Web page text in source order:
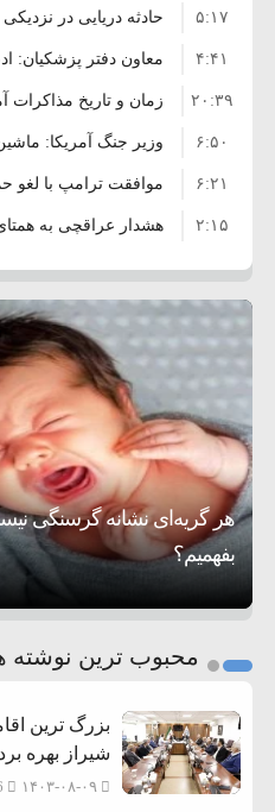
فساد و اختلاس اموال
حادثه دریایی در ۵:۱۷
معاون دفتر پزشکیان:
واهی و کذب محض
۴:۴۱
زمان و تاریخ مذاکرات
نشده است
۲۰:۳۹
وزیر جنگ آمریکا:
نظامی علیه ایران است
۶:۵۰
موافقت ترامپ با لغو ۶:۲۱
هشدار عراقچی به
همراهی با آمریکا
۲:۱۵
مقام ارشد امنیتی:
دیوانگی آمریکا داریم
۷:۱۰
ترامپ دستور حملات ۵:۴۵
سپاه: دو نفتکش متخلف
و متوقف شدند
۱۲:۵۹
ترامپ مدعی توافق
حماس شد
اعتراض عراقچی به
کمک به آمریکا در
۱۶:۱۹
کشورهایی که به
سختی خواهند گرفت
۱۰:۱۵
سنتکام پایان تجاوز ۶:۰۵
هر گریه‌ای نشانه گرسنگی
بفهمیم؟
تغذیه پدر می‌تواند بر سلامت
روی دیگر زندگی
3
محبوب ترین نوشته
بزرگ ترین
شیراز بهره
۱۴۰۳-۰۸-۰۹